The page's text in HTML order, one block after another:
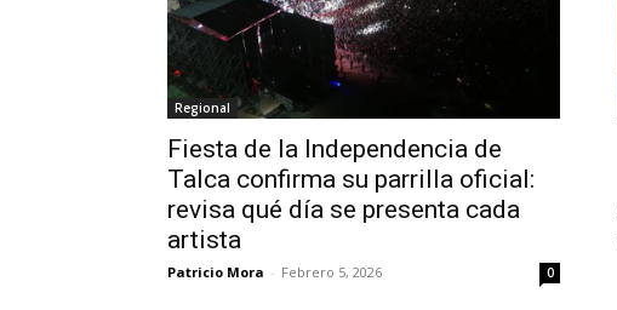
Regional
Fiesta de la Independencia de
Talca confirma su parrilla oficial:
revisa qué día se presenta cada
artista
Patricio Mora - Febrero 5, 2026 0